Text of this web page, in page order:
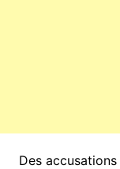
Des accusations